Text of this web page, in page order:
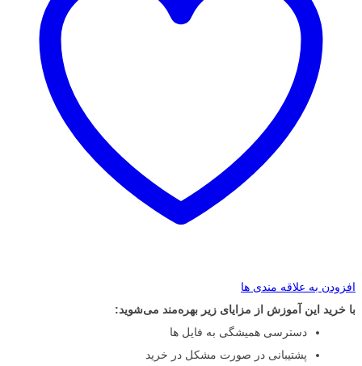
افزودن به علاقه مندی ها
با خرید این آموزش از مزایای زیر بهره‌مند می‌شوید:
دسترسی همیشگی به فایل ها
پشتیبانی در صورت مشکل در خرید